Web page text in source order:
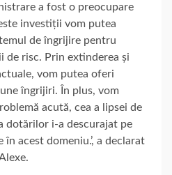
a fost o preocupare
investiții vom putea
de îngrijire pentru
risc. Prin extinderea și
vom putea oferi
îngrijiri. În plus, vom
acută, cea a lipsei de
dotărilor i-a descurajat pe
în acest domeniu.’, a declarat